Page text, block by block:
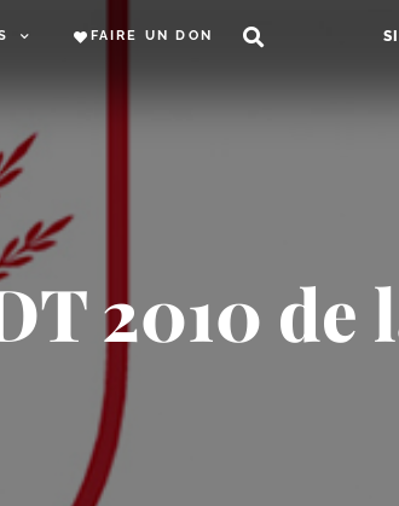
FAIRE UN DON
2010 de